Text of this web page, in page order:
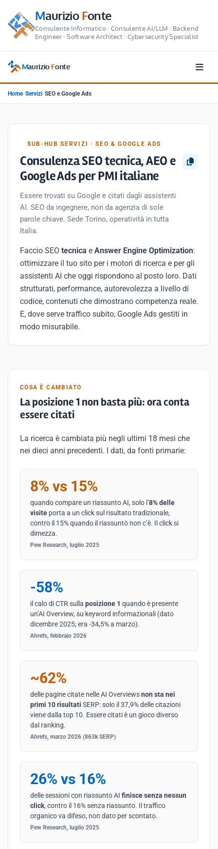
MaurizioFonte
Consulente Informatico · Consulente AI/LLM · Backend
Engineer · Software Architect · Cybersecurity Specialist
Maurizio Fonte
Home/Servizi/SEO e Google Ads
SUB-HUB SERVIZI · SEO & GOOGLE ADS
Consulenza SEO tecnica, AEO e
Google Ads per PMI italiane
Essere trovati su Google e citati dagli assistenti
AI. SEO da ingegnere, non da agenzia di sole
parole chiave. Sede Torino, operatività in tutta
Italia.
Faccio SEO tecnica e Answer Engine Optimization:
ottimizzare il tuo sito per i motori di ricerca e per gli
assistenti AI che oggi rispondono al posto loro. Dati
strutturati, performance, autorevolezza a livello di
codice, contenuti che dimostrano competenza reale.
E, dove serve traffico subito, Google Ads gestiti in
modo misurabile.
COSA È CAMBIATO
La posizione 1 non basta più: ora conta
essere citati
La ricerca è cambiata più negli ultimi 18 mesi che
nei dieci anni precedenti. I dati, da fonti primarie:
8% vs 15%
quando compare un riassunto AI, solo l’8% delle
visite porta a un click sul risultato tradizionale,
contro il 15% quando il riassunto non c’è. Il click si
dimezza.
Pew Research, luglio 2025
-58%
il calo di CTR sulla posizione 1 quando è presente
un’AI Overview, su keyword informazionali (dato
dicembre 2025; era -34,5% a marzo).
Ahrefs, febbraio 2026
~62%
delle pagine citate nelle AI Overviewsnon sta nei
primi 10 risultati SERP: solo il 37,9% delle citazioni
viene dalla top 10. Essere citati è un gioco diverso
dal ranking.
Ahrefs, marzo 2026 (863k SERP)
26% vs 16%
delle sessioni con riassunto AI finisce senza nessun
click, contro il 16% senza riassunto. Il traffico
organico va difeso, non dato per scontato.
Pew Research, luglio 2025